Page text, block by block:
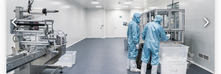
L2300xW1900xH1700mm;重量：650kg。 Cjdpfjv Nkvpjx
Adzorf 新品価格は通常の中古価格よりも安いことが多いのでご
了承ください。梱包作業についてお気軽にお問い合わせくださ
い。 - 通常、在庫からすぐに入手できる新しいマシンは 30 ～
50 種類あります。さらに、お客様の仕様に合わせて製造される
機械の納期は約 3 週間と非常に短くなっています。 - すべての
マシンには完全な保証が付いています。